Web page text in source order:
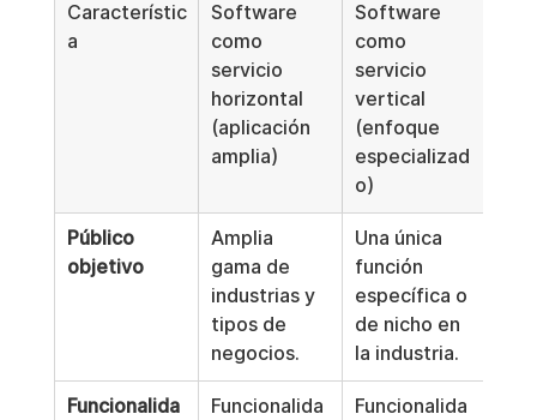
Característic
a
Software
como
servicio
horizontal
(aplicación
amplia)
Software
como
servicio
vertical
(enfoque
especializad
o)
Público
objetivo
Amplia
gama de
industrias y
tipos de
negocios.
Una única
función
específica o
de nicho en
la industria.
Funcionalida
Funcionalida
Funcionalida